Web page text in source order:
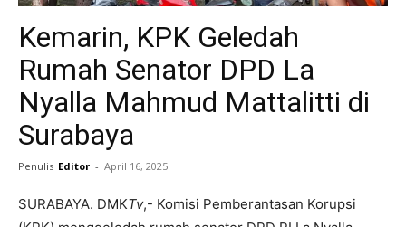
Kemarin, KPK Geledah
Rumah Senator DPD La
Nyalla Mahmud Mattalitti di
Surabaya
Penulis Editor - April 16, 2025
SURABAYA. DMKTv,- Komisi Pemberantasan Korupsi